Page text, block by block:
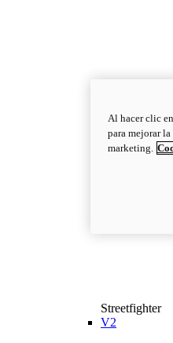
Streetfighter
V2
Al hacer clic
para mejorar
marketing.